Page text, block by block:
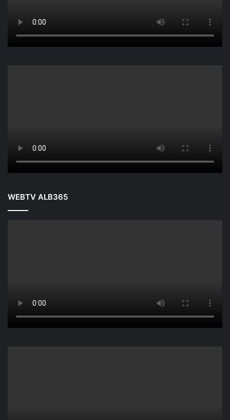
WEBTV ALB365